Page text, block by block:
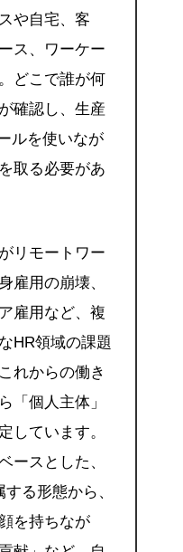
や自宅、客
ス、ワーケー
どこで誰が何
確認し、生産
ルを使いなが
取る必要があ
リモートワー
雇用の崩壊、
雇用など、複
HR領域の課題
れからの働き
「個人主体」
しています。
ースとした、
る形態から、
を持ちなが